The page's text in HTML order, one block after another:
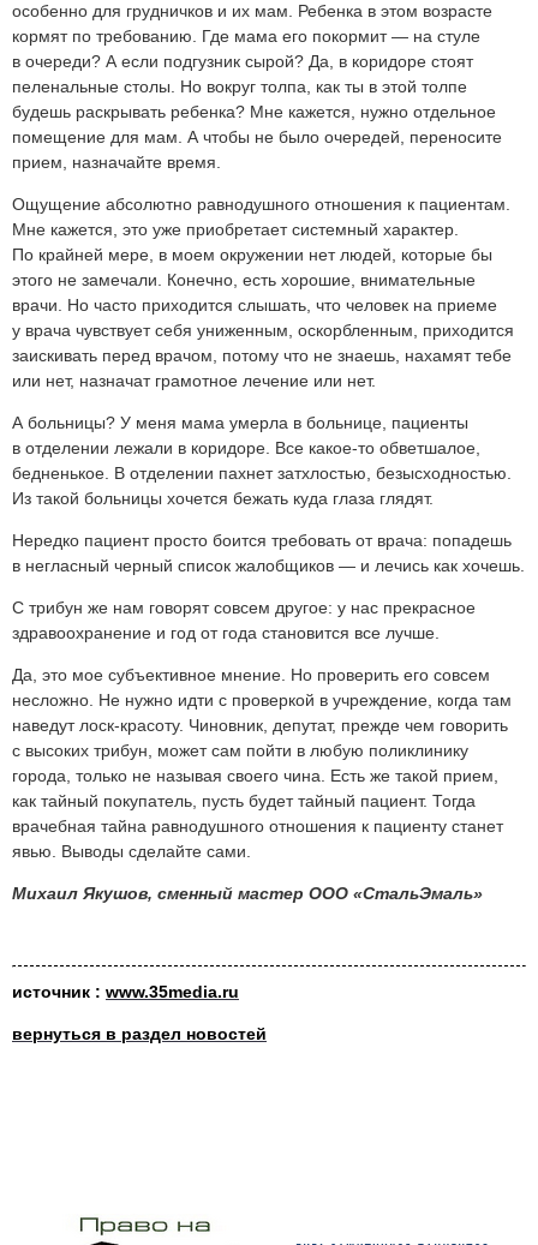
особенно для грудничков и их мам. Ребенка в этом возрасте
кормят по требованию. Где мама его покормит — на стуле
в очереди? А если подгузник сырой? Да, в коридоре стоят
пеленальные столы. Но вокруг толпа, как ты в этой толпе
будешь раскрывать ребенка? Мне кажется, нужно отдельное
помещение для мам. А чтобы не было очередей, переносите
прием, назначайте время.
Ощущение абсолютно равнодушного отношения к пациентам.
Мне кажется, это уже приобретает системный характер.
По крайней мере, в моем окружении нет людей, которые бы
этого не замечали. Конечно, есть хорошие, внимательные
врачи. Но часто приходится слышать, что человек на приеме
у врача чувствует себя униженным, оскорбленным, приходится
заискивать перед врачом, потому что не знаешь, нахамят тебе
или нет, назначат грамотное лечение или нет.
А больницы? У меня мама умерла в больнице, пациенты
в отделении лежали в коридоре. Все какое-то обветшалое,
бедненькое. В отделении пахнет затхлостью, безысходностью.
Из такой больницы хочется бежать куда глаза глядят.
Нередко пациент просто боится требовать от врача: попадешь
в негласный черный список жалобщиков — и лечись как хочешь.
С трибун же нам говорят совсем другое: у нас прекрасное
здравоохранение и год от года становится все лучше.
Да, это мое субъективное мнение. Но проверить его совсем
несложно. Не нужно идти с проверкой в учреждение, когда там
наведут лоск-красоту. Чиновник, депутат, прежде чем говорить
с высоких трибун, может сам пойти в любую поликлинику
города, только не называя своего чина. Есть же такой прием,
как тайный покупатель, пусть будет тайный пациент. Тогда
врачебная тайна равнодушного отношения к пациенту станет
явью. Выводы сделайте сами.
Михаил Якушов, сменный мастер ООО «СтальЭмаль»
источник : www.35media.ru
вернуться в раздел новостей